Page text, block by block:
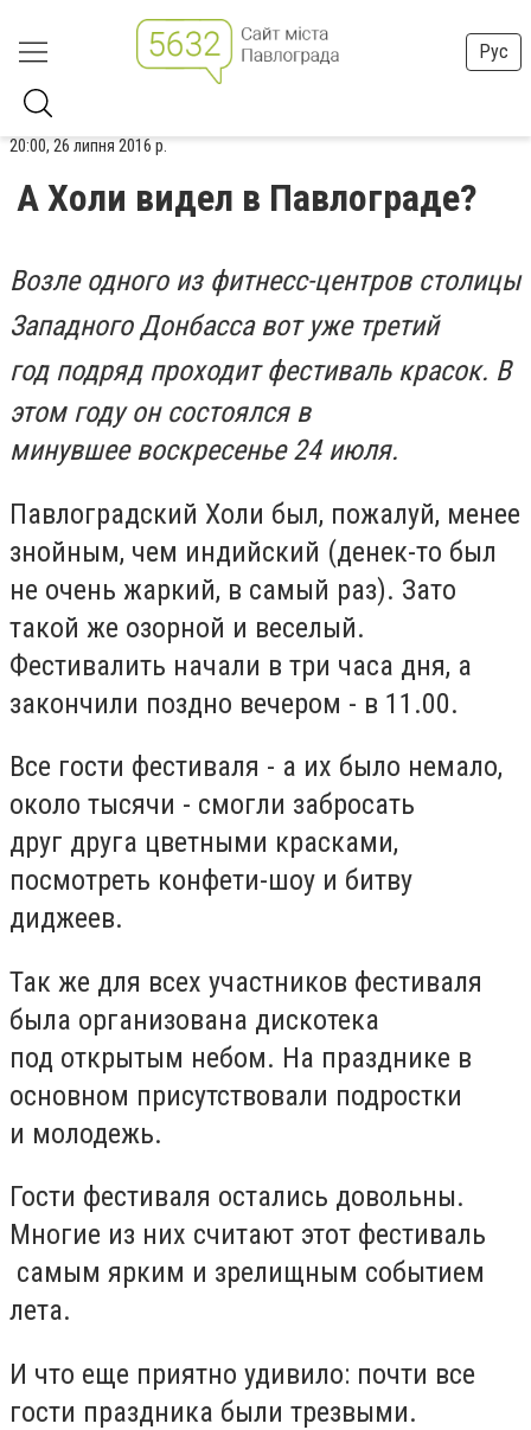
Рус
20:00, 26 липня 2016 р.
А Холи видел в Павлограде?
Возле одного из фитнесс-центров столицы
Западного Донбасса вот уже третий
год подряд проходит фестиваль красок. В
этом году он состоялся в
минувшее воскресенье 24 июля.
Павлоградский Холи был, пожалуй, менее
знойным, чем индийский (денек-то был
не очень жаркий, в самый раз). Зато
такой же озорной и веселый.
Фестивалить начали в три часа дня, а
закончили поздно вечером - в 11.00.
Все гости фестиваля - а их было немало,
около тысячи - смогли забросать
друг друга цветными красками,
посмотреть конфети-шоу и битву
диджеев.
Так же для всех участников фестиваля
была организована дискотека
под открытым небом. На празднике в
основном присутствовали подростки
и молодежь.
Гости фестиваля остались довольны.
Многие из них считают этот фестиваль
самым ярким и зрелищным событием
лета.
И что еще приятно удивило: почти все
гости праздника были трезвыми.